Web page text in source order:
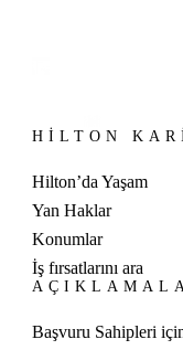
HILTON
Hilton’da Yaşam
Yan Haklar
Konumlar
İş fırsatlarını ara
Başvuru Sahipleri